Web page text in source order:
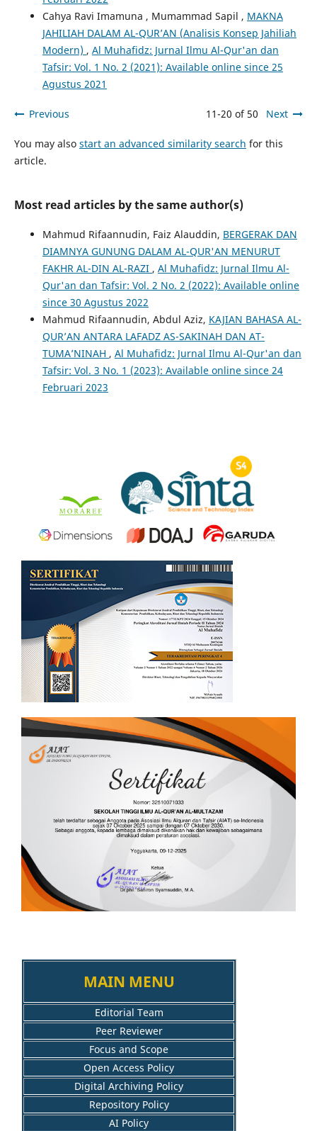
Cahya Ravi Imamuna , Mumammad Sapil , MAKNA
JAHILIAH DALAM AL-QUR’AN (Analisis Konsep Jahiliah
Modern) , Al Muhafidz: Jurnal Ilmu Al-Qur'an dan
Tafsir: Vol. 1 No. 2 (2021): Available online since 25
Agustus 2021
Previous 11-20 of 50 Next
You may also start an advanced similarity search for this
article.
Most read articles by the same author(s)
Mahmud Rifaannudin, Faiz Alauddin, BERGERAK DAN
DIAMNYA GUNUNG DALAM AL-QUR'AN MENURUT
FAKHR AL-DIN AL-RAZI , Al Muhafidz: Jurnal Ilmu Al-
Qur'an dan Tafsir: Vol. 2 No. 2 (2022): Available online
since 30 Agustus 2022
Mahmud Rifaannudin, Abdul Aziz, KAJIAN BAHASA AL-
QUR’AN ANTARA LAFADZ AS-SAKINAH DAN AT-
TUMA’NINAH , Al Muhafidz: Jurnal Ilmu Al-Qur'an dan
Tafsir: Vol. 3 No. 1 (2023): Available online since 24
Februari 2023
MAIN MENU
Editorial Team
Peer Reviewer
Focus and Scope
Open Access Policy
Digital Archiving Policy
Repository Policy
AI Policy